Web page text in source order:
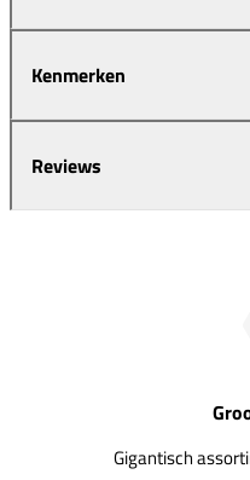
Kenmerken
Reviews
Gigantisch